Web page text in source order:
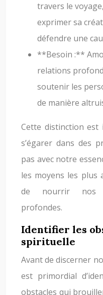
travers le
exprimer sa
défendre une
**Besoin :**
relations
soutenir les
de manière
Cette distinction
s’égarer dans des
pas avec notre
les moyens les plus
de nourrir nos
profondes.
Identifier les
spirituelle
Avant de discerner
est primordial
obstacles qui